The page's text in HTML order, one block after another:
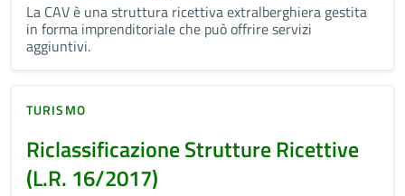
La CAV è una struttura ricettiva extralberghiera gestita
in forma imprenditoriale che può offrire servizi
aggiuntivi.
TURISMO
Riclassificazione Strutture Ricettive
(L.R. 16/2017)